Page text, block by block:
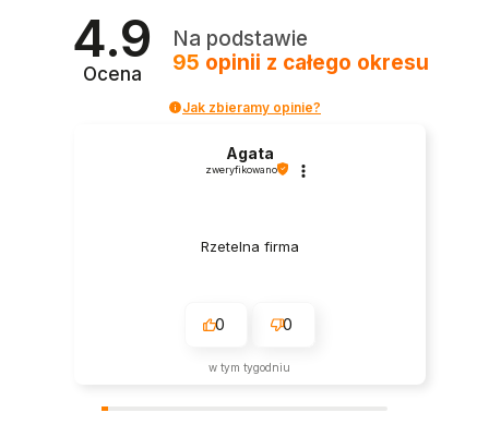
4.9
Ocena
Na podstawie
95 opinii z całego okresu
Jak zbieramy opinie?
Agata
zweryfikowano
Rzetelna firma
0 0
w tym tygodniu